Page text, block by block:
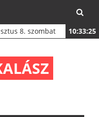
8. szombat 10:33:26